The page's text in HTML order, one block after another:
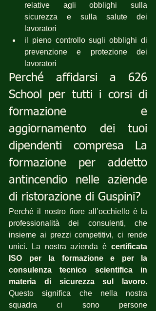
relative agli obblighi sulla
sicurezza e sulla salute dei
lavoratori
il pieno controllo sugli obblighi di
prevenzione e protezione dei
lavoratori
Perché affidarsi a 626
School per tutti i corsi di
formazione e
aggiornamento dei tuoi
dipendenti compresa La
formazione per addetto
antincendio nelle aziende
di ristorazione di Guspini?
Perché il nostro fiore all’occhiello è la
professionalità dei consulenti, che
insieme ai prezzi competitivi, ci rende
unici. La nostra azienda è certificata
ISO per la formazione e per la
consulenza tecnico scientifica in
materia di sicurezza sul lavoro.
Questo significa che nella nostra
squadra ci sono persone